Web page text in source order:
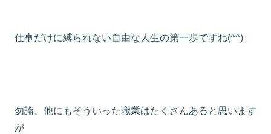
仕事だけに縛られない自由な人生の第一歩ですね(^^)
勿論、他にもそういった職業はたくさんあると思います
が